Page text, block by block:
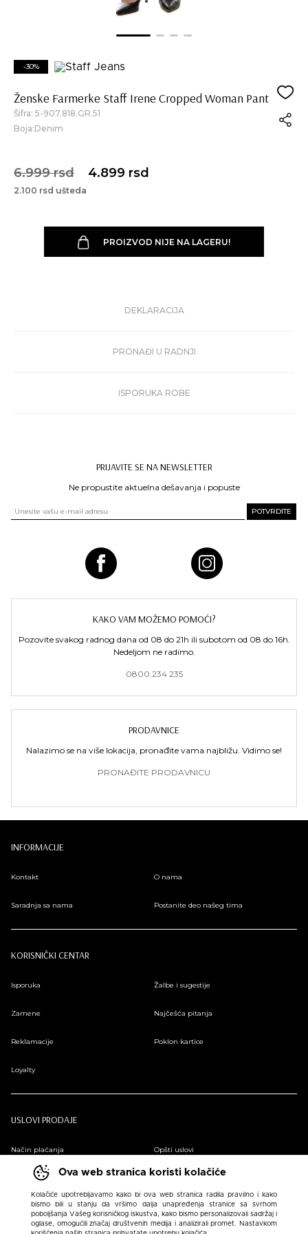
Ova web stranica koristi kolačiće
Kolačiće upotrebljavamo kako bi ova web stranica radila pravilno i kako
bismo bili u stanju da vršimo dalja unapređenja stranice sa svrhom
poboljšanja Vašeg korisničkog iskustva, kako bismo personalizovali sadržaj i
oglase, omogućili značaj društvenih medija i analizirali promet. Nastavkom
-30%
Ženske Farmerke Staff Irene Cropped Woman Pant
Šifra: 5-907.818.GR.51
Boja:Denim
6.999 rsd 4.899 rsd
2.100 rsd ušteda
PROIZVOD NIJE NA LAGERU!
DEKLARACIJA
PRONAĐI U RADNJI
ISPORUKA ROBE
PRIJAVITE SE NA NEWSLETTER
Ne propustite aktuelna dešavanja i popuste
KAKO VAM MOŽEMO POMOĆI?
Pozovite svakog radnog dana od 08 do 21h ili subotom od 08 do 16h.
Nedeljom ne radimo.
0800 234 235
PRODAVNICE
Nalazimo se na više lokacija, pronađite vama najbližu. Vidimo se!
PRONAĐITE PRODAVNICU
INFORMACIJE
Kontakt O nama
Saradnja sa nama Postanite deo našeg tima
KORISNIČKI CENTAR
Isporuka Žalbe i sugestije
Zamene Najčešća pitanja
Reklamacije Poklon kartice
Loyalty
USLOVI PRODAJE
Način plaćanja Opšti uslovi
Plaćanje na rate Pravilnik o zaštiti podataka o ličnosti
Sindikalna prodaja